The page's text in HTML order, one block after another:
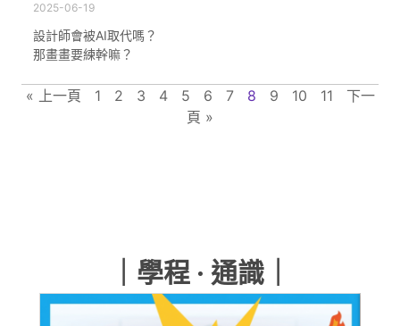
2025-06-19
設計師會被AI取代嗎？
那畫畫要練幹嘛？
« 上一頁 1 2 3 4 5 6 7 8 9 10 11
下一
頁 »
｜學程 · 通識｜